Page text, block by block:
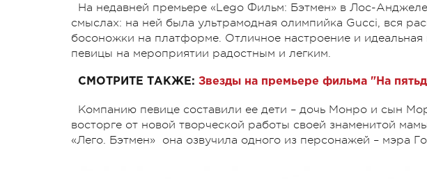
На недавней премьере «Lego Фильм: Бэтмен» в Лос-
смыслах: на ней была ультрамодная олимпийка Gucci, вся
босоножки на платформе. Отличное настроение и
певицы на мероприятии радостным и легким.
СМОТРИТЕ ТАКЖЕ: Звезды на премьере фильма "На
Компанию певице составили ее дети – дочь Монро и сын
восторге от новой творческой работы своей знаменитой
«Лего. Бэтмен» она озвучила одного из персонажей – мэра